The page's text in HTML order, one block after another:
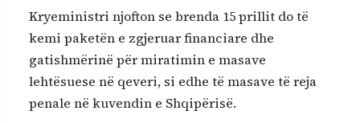
Kryeministri njofton se brenda 15 prillit do të
kemi paketën e zgjeruar financiare dhe
gatishmërinë për miratimin e masave
lehtësuese në qeveri, si edhe të masave të reja
penale në kuvendin e Shqipërisë.